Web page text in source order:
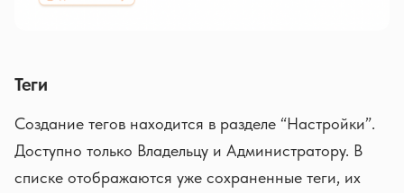
Теги
Создание тегов находится в разделе “Настройки”.
Доступно только Владельцу и Администратору. В
списке отображаются уже сохраненные теги, их